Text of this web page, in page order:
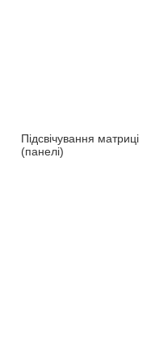
Підсвічування матриці
(панелі)